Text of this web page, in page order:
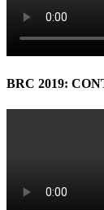
BRC 2019: